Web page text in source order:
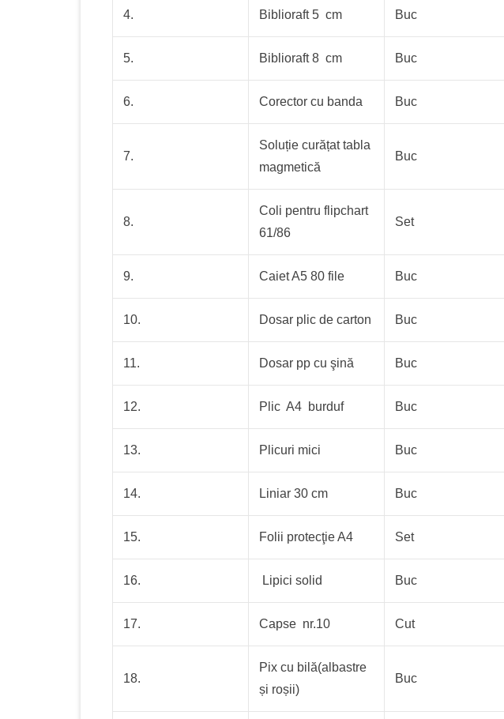
4. Biblioraft 5 cm Buc
5. Biblioraft 8 cm Buc
6. Corector cu banda Buc
7.
Soluție curățat tabla
magmetică
Buc
8.
Coli pentru flipchart
61/86
Set
9. Caiet A5 80 file Buc
10. Dosar plic de carton Buc
11. Dosar pp cu şină Buc
12. Plic A4 burduf Buc
13. Plicuri mici Buc
14. Liniar 30 cm Buc
15. Folii protecţie A4 Set
16. Lipici solid Buc
17. Capse nr.10 Cut
18.
Pix cu bilă(albastre
și roșii)
Buc